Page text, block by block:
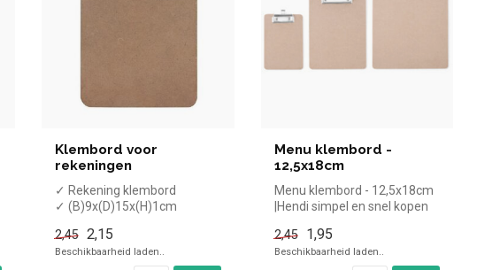
Klembord voor
rekeningen
✓ Rekening klembord
✓ (B)9x(D)15x(H)1cm
2,45 2,15
Beschikbaarheid laden..
Menu klembord -
12,5x18cm
Menu klembord - 12,5x18cm
|Hendi simpel en snel kopen
2,45 1,95
Beschikbaarheid laden..